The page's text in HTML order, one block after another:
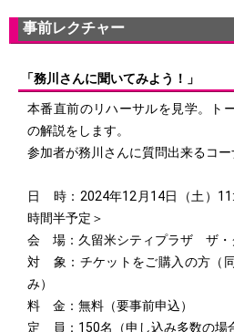
事前レクチャー
「務川さんに聞いてみよう！」
本番直前のリハーサルを見学。ト
の解説をします。
参加者が務川さんに質問出来るコー
日 時：2024年12月14日（土）
時間半予定＞
会 場：久留米シティプラザ ザ・
対 象：チケットをご購入の方（
み）
料 金：無料（要事前申込）
定 員：150名（申し込み多数の場